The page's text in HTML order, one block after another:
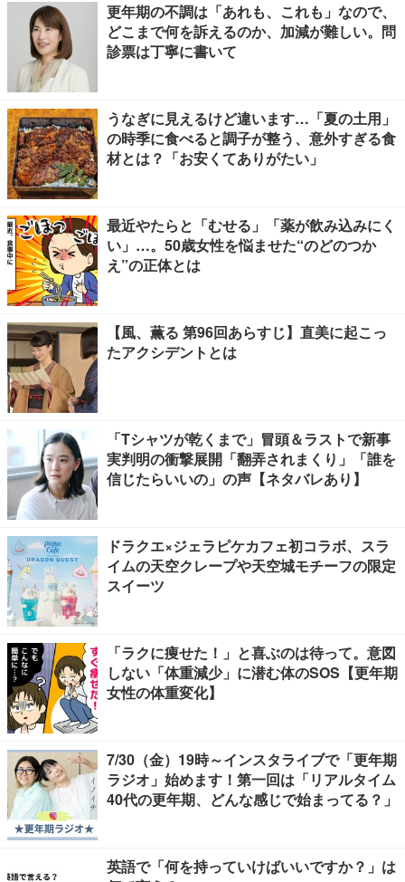
更年期の不調は「あれも、これも」なので、
どこまで何を訴えるのか、加減が難しい。問
診票は丁寧に書いて
うなぎに見えるけど違います…「夏の土用」
の時季に食べると調子が整う、意外すぎる食
材とは？「お安くてありがたい」
最近やたらと「むせる」「薬が飲み込みにく
い」…。50歳女性を悩ませた“のどのつか
え”の正体とは
【風、薫る 第96回あらすじ】直美に起こっ
たアクシデントとは
「Tシャツが乾くまで」冒頭＆ラストで新事
実判明の衝撃展開「翻弄されまくり」「誰を
信じたらいいの」の声【ネタバレあり】
ドラクエ×ジェラピケカフェ初コラボ、スラ
イムの天空クレープや天空城モチーフの限定
スイーツ
「ラクに痩せた！」と喜ぶのは待って。意図
しない「体重減少」に潜む体のSOS【更年期
女性の体重変化】
7/30（金）19時～インスタライブで「更年期
ラジオ」始めます！第一回は「リアルタイム
40代の更年期、どんな感じで始まってる？」
英語で「何を持っていけばいいですか？」は